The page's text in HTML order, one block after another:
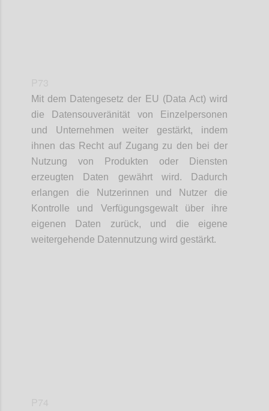
Mit dem Datengesetz der EU (Data Act) wird
die Datensouveränität von Einzelpersonen
und Unternehmen weiter gestärkt, indem
ihnen das Recht auf Zugang zu den bei der
Nutzung von Produkten oder Diensten
erzeugten Daten gewährt wird. Dadurch
erlangen die Nutzerinnen und Nutzer die
Kontrolle und Verfügungsgewalt über ihre
eigenen Daten zurück, und die eigene
weitergehende Datennutzung wird gestärkt.